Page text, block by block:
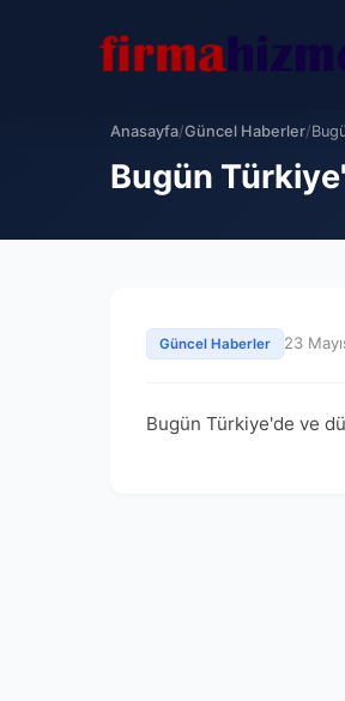
Anasayfa/Güncel Haberler/
Bugün
Güncel Haberler 23
Bugün Türkiye'de ve